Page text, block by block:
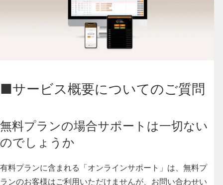
■サービス概要についてのご質問
無料プランの場合サポートは一切ない
のでしょうか
有料プランに含まれる「オンラインサポート」は、無料プ
ランのお客様はご利用いただけませんが、お問い合わせい